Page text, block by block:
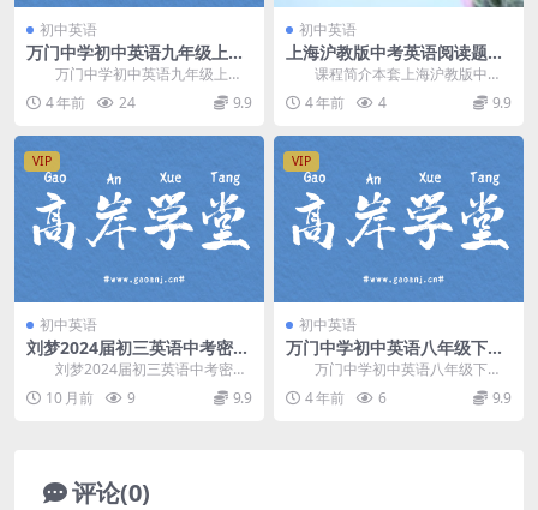
初中英语
万门中学初中英语九年级上册
胡灿奎基础课（初三）百度网
盘分享
万门中学初中英语九年级上册
胡灿奎基础课，百度网盘分享初中
英语课程5.37G高...
4 年前 24 9.9
初中英语
上海沪教版中考英语阅读题型
专题训练网课教学视频(12讲)
百度网盘下载
课程简介本套上海沪教版中考
英语阅读题型专题训练教学视频，
由学费全免网Tara...
4 年前 4 9.9
VIP
初中英语
刘梦2024届初三英语中考密训
班(通用版 含资料) 百度网盘分
享
刘梦2024届初三英语中考密训
班(通用版 含资料)，开始时间：202
4年4月...
10 月前 9 9.9
VIP
初中英语
万门中学初中英语八年级下册
石交龙基础课（初二）百度网
盘分享
万门中学初中英语八年级下册
石交龙基础课，百度网盘分享初中
英语课程4.67G高...
4 年前 6 9.9
评论(0)